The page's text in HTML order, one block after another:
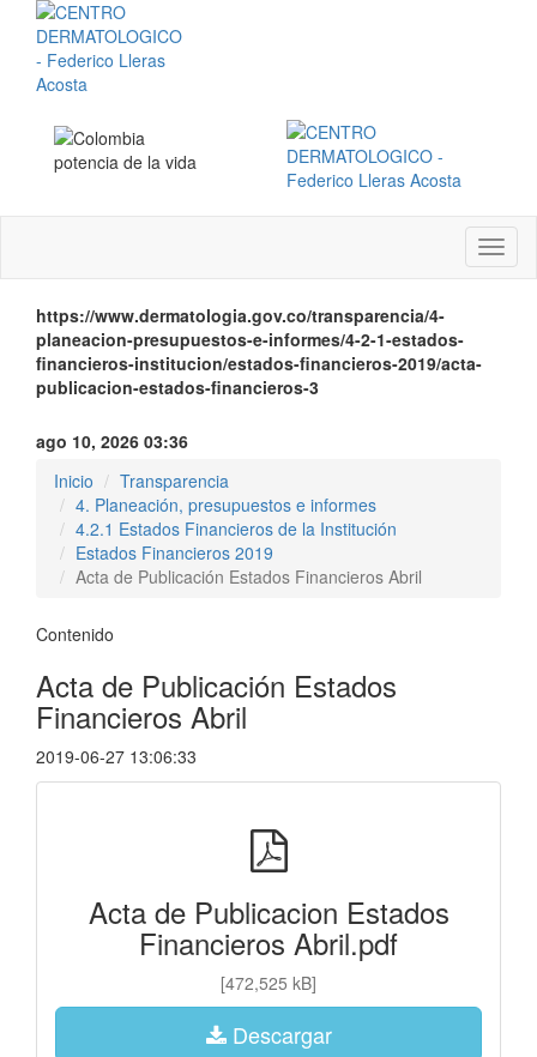
Menú
https://www.dermatologia.gov.co/transparencia/4-
planeacion-presupuestos-e-informes/4-2-1-estados-
financieros-institucion/estados-financieros-2019/acta-
publicacion-estados-financieros-3
ago 10, 2026 03:36
Inicio
Transparencia
4. Planeación, presupuestos e informes
4.2.1 Estados Financieros de la Institución
Estados Financieros 2019
Acta de Publicación Estados Financieros Abril
Contenido
Acta de Publicación Estados
Financieros Abril
2019-06-27 13:06:33
Acta de Publicacion Estados
Financieros Abril.pdf
[472,525 kB]
Descargar